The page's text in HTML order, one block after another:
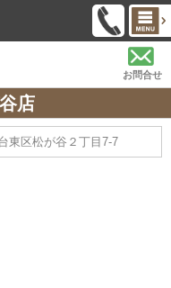
お問合せ
店
東区松が谷２丁目7-7